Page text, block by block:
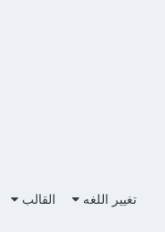
تغيير اللغه القالب